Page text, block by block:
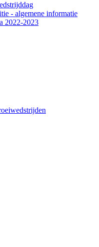
- algemene informatie
2022-2023